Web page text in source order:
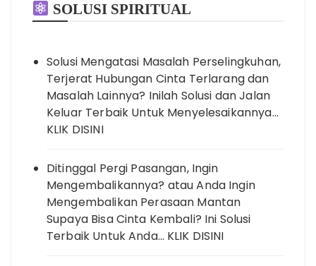
SOLUSI SPIRITUAL
Solusi Mengatasi Masalah Perselingkuhan,
Terjerat Hubungan Cinta Terlarang dan
Masalah Lainnya? Inilah Solusi dan Jalan
Keluar Terbaik Untuk Menyelesaikannya…
KLIK DISINI
Ditinggal Pergi Pasangan, Ingin
Mengembalikannya? atau Anda Ingin
Mengembalikan Perasaan Mantan
Supaya Bisa Cinta Kembali? Ini Solusi
Terbaik Untuk Anda… KLIK DISINI